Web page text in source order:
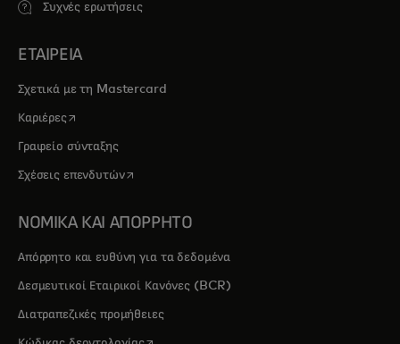
Συχνές ερωτήσεις
ΕΤΑΙΡΕΙΑ
Σχετικά με τη Mastercard
Καριέρεςopens in a new tab
Γραφείο σύνταξης
Σχέσεις επενδυτώνopens in a new tab
ΝΟΜΙΚΑ ΚΑΙ ΑΠΟΡΡΗΤΟ
Απόρρητο και ευθύνη για τα δεδομένα
Δεσμευτικοί Εταιρικοί Κανόνες (BCR)
Διατραπεζικές προμήθειες
opens in a new tab